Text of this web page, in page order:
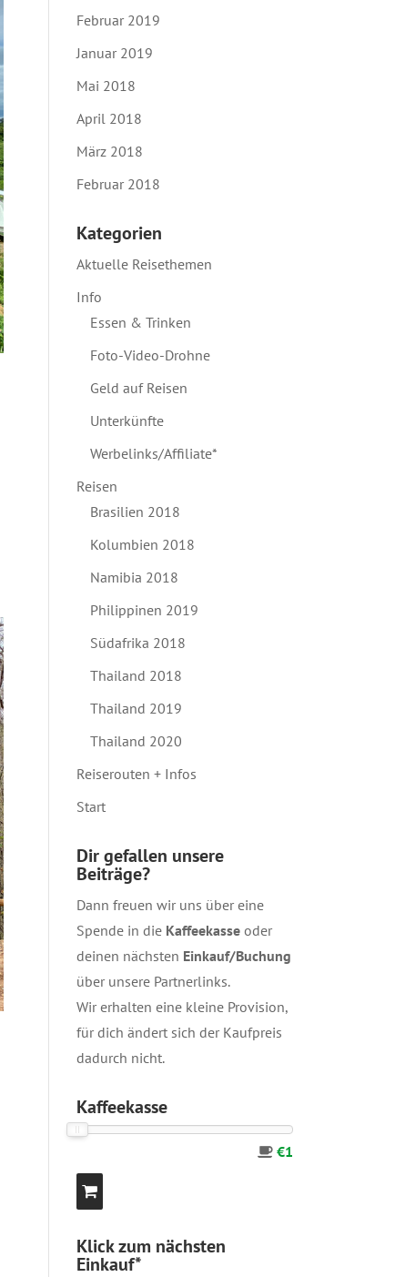
Februar 2019
Januar 2019
Mai 2018
April 2018
März 2018
Februar 2018
Kategorien
Aktuelle Reisethemen
Info
Essen & Trinken
Foto-Video-Drohne
Geld auf Reisen
Unterkünfte
Werbelinks/Affiliate*
Reisen
Brasilien 2018
Kolumbien 2018
Namibia 2018
Philippinen 2019
Südafrika 2018
Thailand 2018
Thailand 2019
Thailand 2020
Reiserouten + Infos
Start
Dir gefallen unsere
Beiträge?
Dann freuen wir uns über eine
Spende in die Kaffeekasseoder
deinen nächsten Einkauf/Buchung
über unsere Partnerlinks.
Wir erhalten eine kleine Provision,
für dich ändert sich der Kaufpreis
dadurch nicht.
Kaffeekasse
€1
Klick zum nächsten
Einkauf*